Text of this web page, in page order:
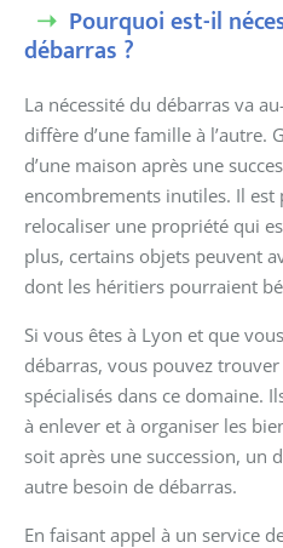
Pourquoi est-il
débarras ?
La nécessité du débarras va
diffère d’une famille à l’autre.
d’une maison après une
encombrements inutiles. Il est
relocaliser une propriété qui
plus, certains objets peuvent
dont les héritiers pourraient
Si vous êtes à Lyon et que
débarras, vous pouvez
spécialisés dans ce domaine.
à enlever et à organiser les
soit après une succession, un
autre besoin de débarras.
En faisant appel à un service